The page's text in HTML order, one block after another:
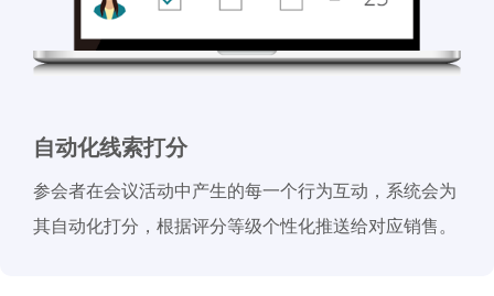
自动化线索打分
参会者在会议活动中产生的每一个行为互动，系统会为
其自动化打分，根据评分等级个性化推送给对应销售。